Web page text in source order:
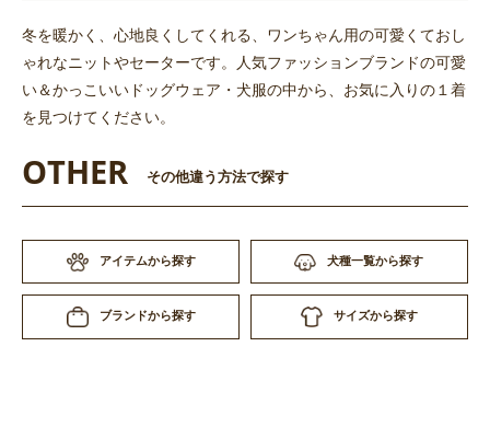
冬を暖かく、心地良くしてくれる、ワンちゃん用の可愛くておし
ゃれなニットやセーターです。人気ファッションブランドの可愛
い＆かっこいいドッグウェア・犬服の中から、お気に入りの１着
を見つけてください。
OTHER その他違う方法で探す
アイテムから探す 犬種一覧から探す
ブランドから探す サイズから探す